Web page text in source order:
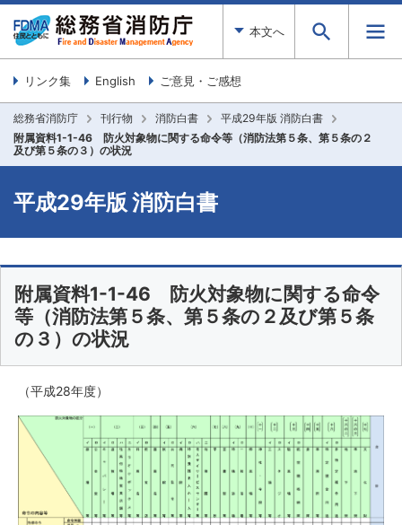
本文へ
リンク集 English ご意見・ご感想
総務省消防庁 刊行物 消防白書
平成29年版 消防白書
附属資料1-1-46 防火対象物に関する命令等（消防法第５条、第５条の２
及び第５条の３）の状況
平成29年版 消防白書
附属資料1-1-46 防火対象物に関する命令
等（消防法第５条、第５条の２及び第５条
の３）の状況
（平成28年度）